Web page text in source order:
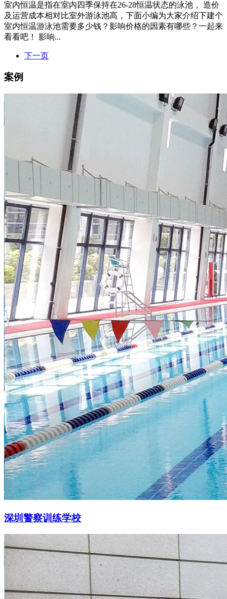
室内恒温是指在室内四季保持在26-28恒温状态的泳池， 造价
及运营成本相对比室外游泳池高，下面小编为大家介绍下建个
室内恒温游泳池需要多少钱？影响价格的因素有哪些？一起来
看看吧！ 影响...
下一页
案例
深圳警察训练学校